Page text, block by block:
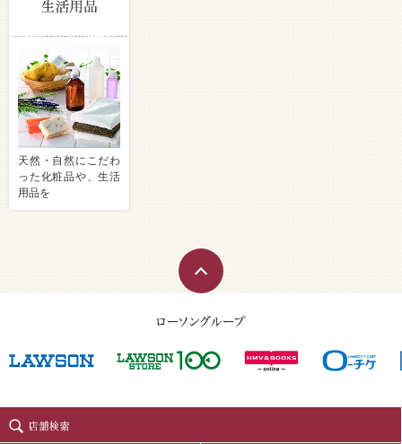
天然・自然にこだわ
った化粧品や、生活
用品を